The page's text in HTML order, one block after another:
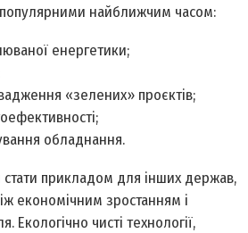
популярними найближчим часом:
енергетики;
«зелених» проєктів;
обладнання.
стати прикладом для інших держав,
економічним зростанням і
Екологічно чисті технології,